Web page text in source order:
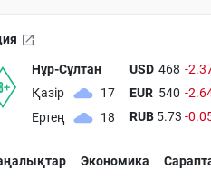
Нұр-Сұлтан
Қазір
17
Ертең
18
USD 468 -
EUR 540 -
RUB 5.73 -
Экономика